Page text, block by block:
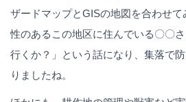
ザードマップとGISの地図を合わせ
性のあるこの地区に住んでいる〇〇
行くか？」という話になり、集落で
りましたね。